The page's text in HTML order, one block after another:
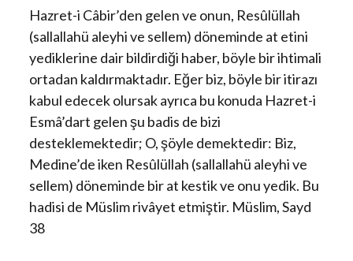
Hazret-i Câbir’den gelen ve onun, Resûlüllah
(sallallahü aleyhi ve sellem) döneminde at etini
yediklerine dair bildirdiği haber, böyle bir ihtimali
ortadan kaldırmaktadır. Eğer biz, böyle bir itirazı
kabul edecek olursak ayrıca bu konuda Hazret-i
Esmâ’dart gelen şu badis de bizi
desteklemektedir; O, şöyle demektedir: Biz,
Medine’de iken Resûlüllah (sallallahü aleyhi ve
sellem) döneminde bir at kestik ve onu yedik. Bu
hadisi de Müslim rivâyet etmiştir. Müslim, Sayd
38